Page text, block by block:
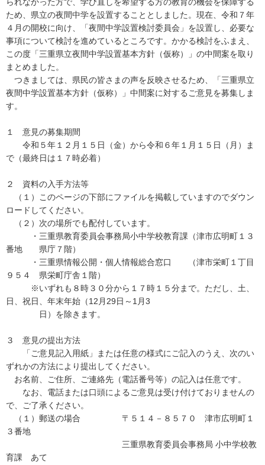
ため、県立の夜間中学を設置することとしました。現在、令和７年
４月の開校に向け、「夜間中学設置検討委員会」を設置し、必要な
事項について検討を進めているところです。かかる検討をふまえ、
この度「三重県立夜間中学設置基本方針（仮称）」の中間案を取り
まとめました。
つきましては、県民の皆さまの声を反映させるため、「三重県立
夜間中学設置基本方針（仮称）」中間案に対するご意見を募集しま
す。
１ 意見の募集期間
令和５年１２月１５日（金）から令和６年１月１５日（月）ま
で（最終日は１７時必着）
２ 資料の入手方法等
（１）このページの下部にファイルを掲載していますのでダウン
ロードしてください。
（２）次の場所でも配付しています。
・三重県教育委員会事務局小中学校教育課（津市広明町１３
番地 県庁７階）
・三重県情報公開・個人情報総合窓口 （津市栄町１丁目
９５４ 県栄町庁舎１階）
※いずれも８時３０分から１７時１５分まで。ただし、土、
日、祝日、年末年始（12月29日～1月3
日）を除きます。
３ 意見の提出方法
「ご意見記入用紙」または任意の様式にご記入のうえ、次のい
ずれかの方法により提出してください。
お名前、ご住所、ご連絡先（電話番号等）の記入は任意です。
なお、電話または口頭によるご意見は受け付けておりませんの
で、ご了承ください。
（１）郵送の場合 〒５１４－８５７０ 津市広明町１
３番地
三重県教育委員会事務局 小中学校教
育課 あて